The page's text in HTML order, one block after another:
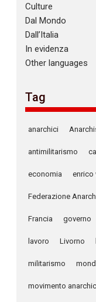
Culture
Dal Mondo
Dall’Italia
In evidenza
Other languages
Tag
anarchici
antimilitarismo
economia enrico
Federazione
Francia governo
lavoro Livorno
militarismo
movimento